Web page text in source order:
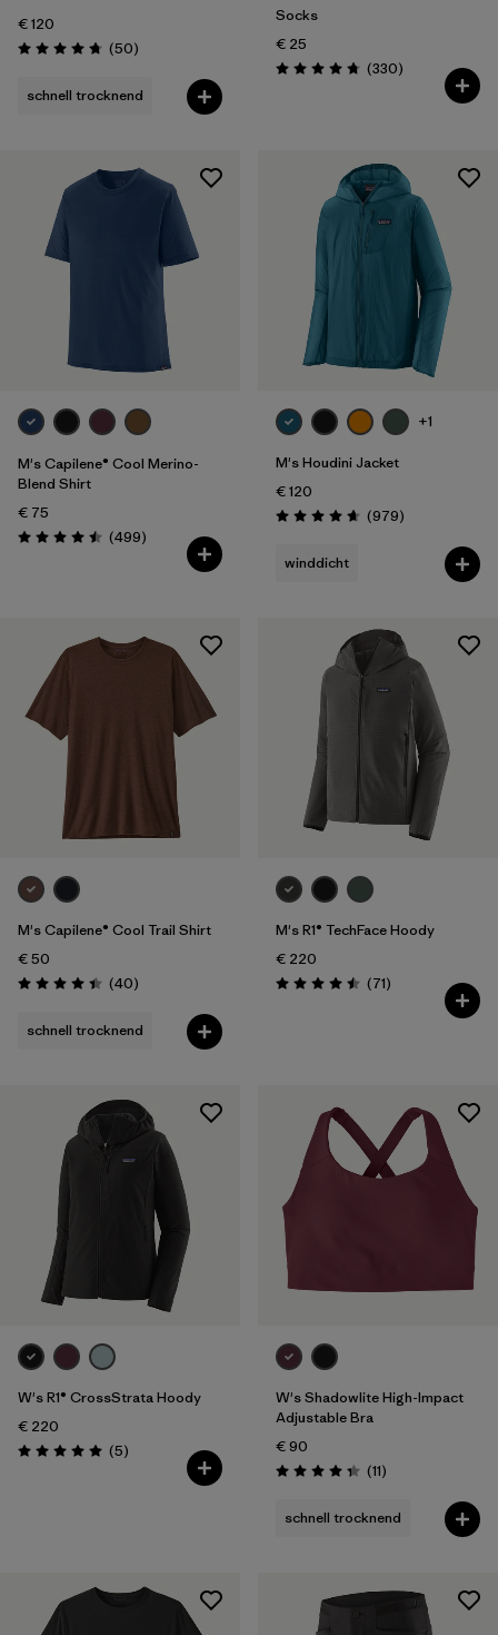
€ 120
Bewertung: 4.8 / 5
(50Rezensionen
)
schnell trocknend
Socks
€ 25
Bewertung: 4.7 / 5
(330Rezensionen
)
M's Capilene® Cool Merino-
Blend Shirt
€ 75
Bewertung: 4.5 / 5
(499Rezensionen
)
+1
M's Houdini Jacket
€ 120
Bewertung: 4.6 / 5
(979Rezensionen
)
winddicht
M's Capilene® Cool Trail Shirt
€ 50
Bewertung: 4.4 / 5
(40Rezensionen
)
schnell trocknend
M's R1® TechFace Hoody
€ 220
Bewertung: 4.5 / 5
(71Rezensionen
)
W's R1® CrossStrata Hoody
€ 220
Bewertung: 5.0 / 5
(5Rezensionen
)
W's Shadowlite High-Impact
Adjustable Bra
€ 90
Bewertung: 4.4 / 5
(11Rezensionen
)
schnell trocknend